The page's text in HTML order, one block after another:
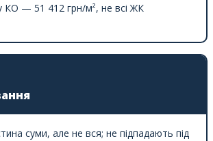
КО — 51 412 грн/м², не всі ЖК
суми, але не вся; не підпадають під